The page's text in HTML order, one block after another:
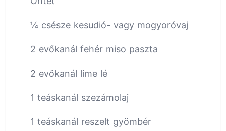
¼ csésze kesudió- vagy mogyoróvaj
2 evőkanál fehér miso paszta
2 evőkanál lime lé
1 teáskanál szezámolaj
1 teáskanál reszelt gyömbér